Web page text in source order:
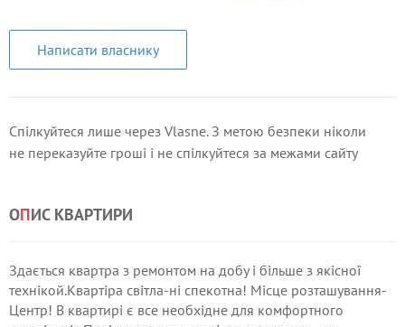
Написати власнику
Спілкуйтеся лише через Vlasne. З метою безпеки ніколи
не переказуйте гроші і не спілкуйтеся за межами сайту
ОПИС КВАРТИРИ
Здається квартра з ремонтом на добу і більше з якісної
технікой.Квартіра світла-ні спекотна! Місце розташування-
Центр! В квартирі є все необхідне для комфортного